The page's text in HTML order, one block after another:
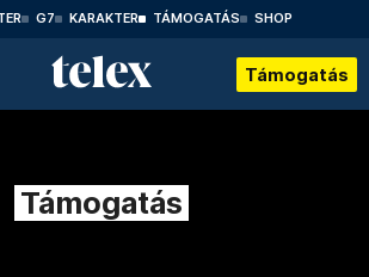
G7 KARAKTER TÁMOGATÁS SHOP
Támogatás
Támogatás